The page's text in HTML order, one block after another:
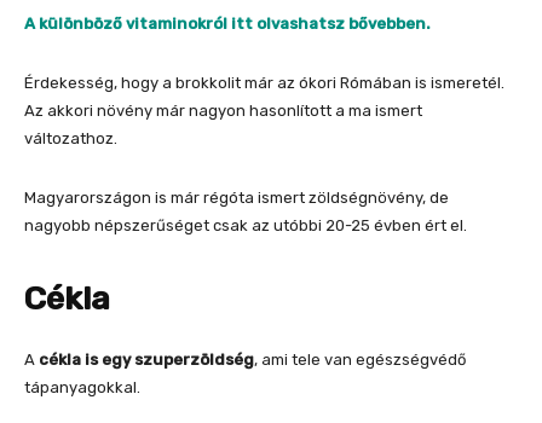
A különböző vitaminokról itt olvashatsz bővebben.
Érdekesség, hogy a brokkolit már az ókori Rómában is ismeretél.
Az akkori növény már nagyon hasonlított a ma ismert
változathoz.
Magyarországon is már régóta ismert zöldségnövény, de
nagyobb népszerűséget csak az utóbbi 20-25 évben ért el.
Cékla
A cékla is egy szuperzöldség, ami tele van egészségvédő
tápanyagokkal.